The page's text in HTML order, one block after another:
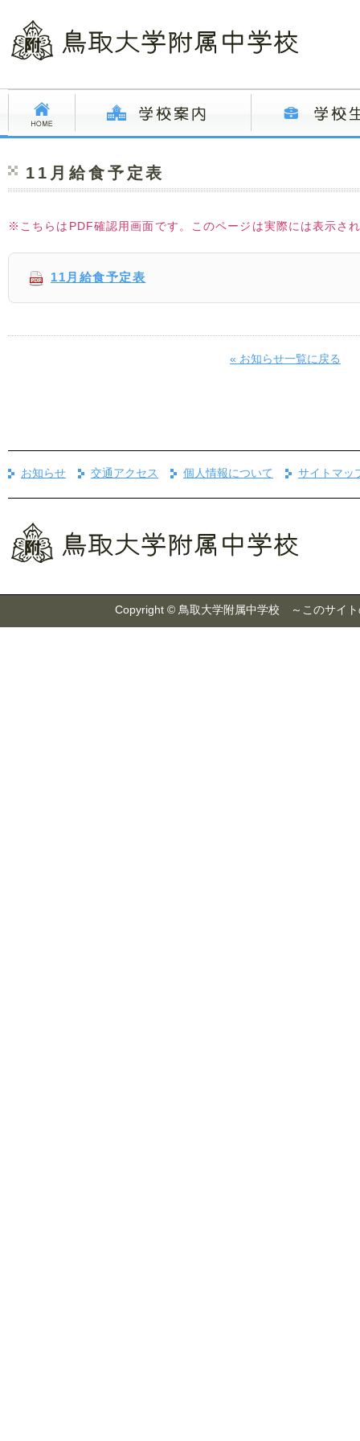
11月給食予定表
※こちらはPDF確認用画面です。このページは実際には表示さ
11月給食予定表
« お知らせ一覧に戻る
お知らせ 交通アクセス 個人情報について サイトマッ
Copyright © 鳥取大学附属中学校 ～このサイト